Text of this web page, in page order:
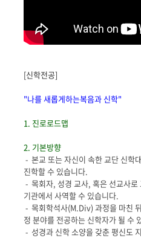
[신학전공]
"나를 새롭게하는복음과 신학"
1. 진로로드맵
2. 기본방향
- 본교 또는 자신이 속한 교단 신학
진학할 수 있습니다.
- 목회자, 성경 교사, 혹은 선교사로
기관에서 사역할 수 있습니다.
- 목회학석사(M.Div) 과정을 마친
정 분야를 전공하는 신학자가 될 수
- 성경과 신학 소양을 갖춘 평신도